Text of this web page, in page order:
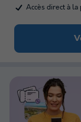
Accès direct à la